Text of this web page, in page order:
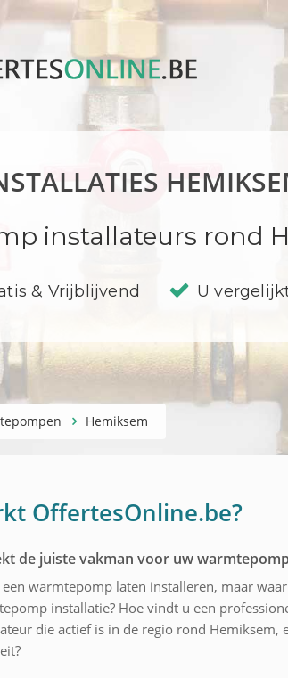
installateurs rond
& Vrijblijvend U
Hemiksem
OffertesOnline.be?
de juiste vakman voor uw warmtepomp
warmtepomp laten installeren, maar
installatie? Hoe vindt u een
die actief is in de regio rond